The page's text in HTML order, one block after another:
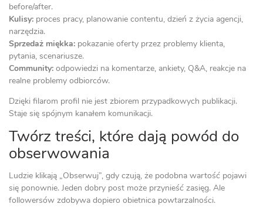
before/after.
Kulisy: proces pracy, planowanie contentu, dzień z życia agencji,
narzędzia.
Sprzedaż miękka: pokazanie oferty przez problemy klienta,
pytania, scenariusze.
Community: odpowiedzi na komentarze, ankiety, Q&A, reakcje na
realne problemy odbiorców.
Dzięki filarom profil nie jest zbiorem przypadkowych publikacji.
Staje się spójnym kanałem komunikacji.
Twórz treści, które dają powód do
obserwowania
Ludzie klikają „Obserwuj”, gdy czują, że podobna wartość pojawi
się ponownie. Jeden dobry post może przynieść zasięg. Ale
followersów zdobywa dopiero obietnica powtarzalności.